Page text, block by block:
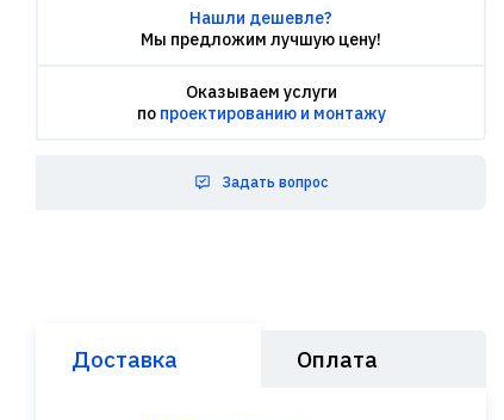
Нашли дешевле?
Мы предложим лучшую цену!
Оказываем услуги
по проектированию и монтажу
Задать вопрос
Доставка Оплата